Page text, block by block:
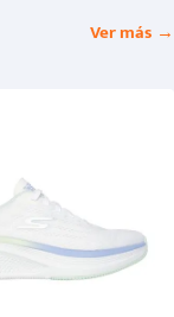
Ver más →